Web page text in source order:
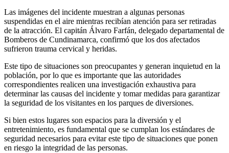
Las imágenes del incidente muestran a algunas personas
suspendidas en el aire mientras recibían atención para ser retiradas
de la atracción. El capitán Álvaro Farfán, delegado departamental de
Bomberos de Cundinamarca, confirmó que los dos afectados
sufrieron trauma cervical y heridas.
Este tipo de situaciones son preocupantes y generan inquietud en la
población, por lo que es importante que las autoridades
correspondientes realicen una investigación exhaustiva para
determinar las causas del incidente y tomar medidas para garantizar
la seguridad de los visitantes en los parques de diversiones.
Si bien estos lugares son espacios para la diversión y el
entretenimiento, es fundamental que se cumplan los estándares de
seguridad necesarios para evitar este tipo de situaciones que ponen
en riesgo la integridad de las personas.